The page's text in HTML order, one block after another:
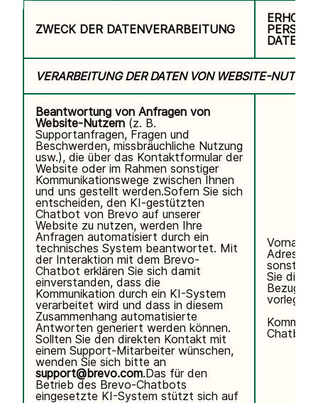
ZWECK DER DATENVERARBEITUNG
DATEN
VERARBEITUNG DER DATEN VON WEBSITE-
Beantwortung von Anfragen von
Website-Nutzern (z. B.
Supportanfragen, Fragen und
Beschwerden, missbräuchliche Nutzung
usw.), die über das Kontaktformular der
Website oder im Rahmen sonstiger
Kommunikationswege zwischen Ihnen
und uns gestellt werden.Sofern Sie sich
entscheiden, den KI-gestützten
Chatbot von Brevo auf unserer
Website zu nutzen, werden Ihre
Anfragen automatisiert durch ein
technisches System beantwortet. Mit
der Interaktion mit dem Brevo-
Chatbot erklären Sie sich damit
einverstanden, dass die
Kommunikation durch ein KI-System
verarbeitet wird und dass in diesem
Zusammenhang automatisierte
Antworten generiert werden können.
Sollten Sie den direkten Kontakt mit
einem Support-Mitarbeiter wünschen,
wenden Sie sich bitte an
support@brevo.com.Das für den
Betrieb des Brevo-Chatbots
eingesetzte KI-System stützt sich auf
Adresse,
Sie
Bezug
vorlegen.
Chatbot.